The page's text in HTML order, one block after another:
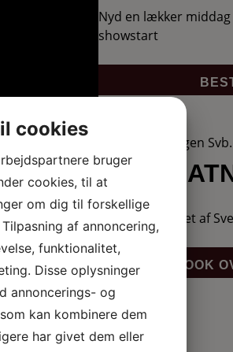
Nyd en lækker
showstart
Borgerforeningen
Brohus
brud, håb og
Overnat i hjertet af
BOOK
cookies
bruger
cookies, til at
om dig til forskellige
af annoncering,
funktionalitet,
Disse oplysninger
annoncerings- og
kan kombinere dem
har givet dem eller